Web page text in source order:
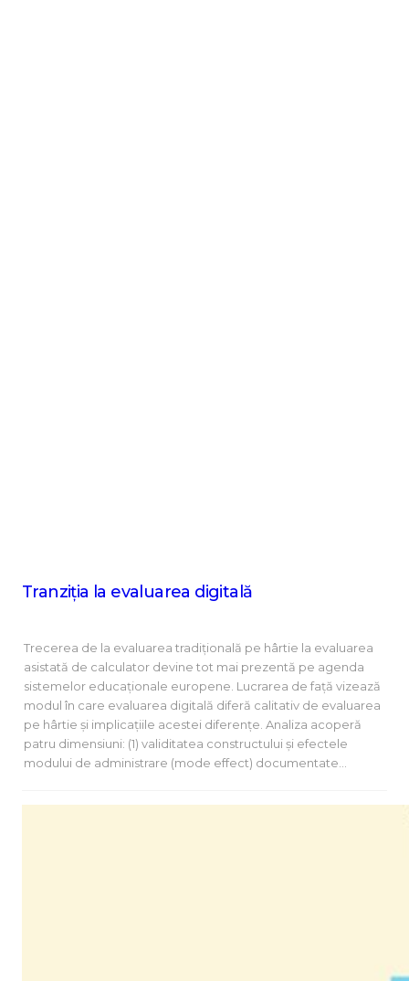
Tranziția la evaluarea digitală
Trecerea de la evaluarea tradițională pe hârtie la evaluarea
asistată de calculator devine tot mai prezentă pe agenda
sistemelor educaționale europene. Lucrarea de față vizează
modul în care evaluarea digitală diferă calitativ de evaluarea
pe hârtie și implicațiile acestei diferențe. Analiza acoperă
patru dimensiuni: (1) validitatea constructului și efectele
modului de administrare (mode effect) documentate…